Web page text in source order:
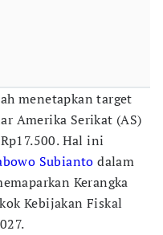
menetapkan target
Amerika Serikat (AS)
Hal ini
Subianto dalam
Kerangka
Kebijakan Fiskal